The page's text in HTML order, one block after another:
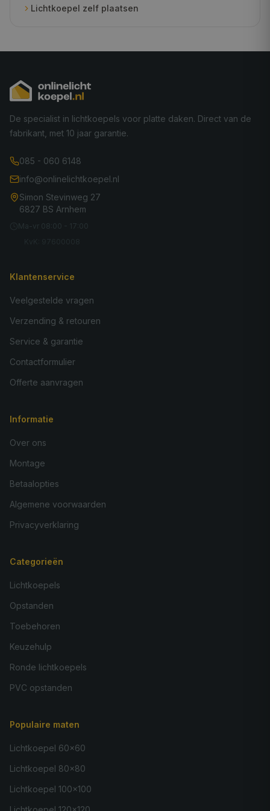
Lichtkoepel zelf plaatsen
De specialist in lichtkoepels voor platte daken. Direct van de
fabrikant, met 10 jaar garantie.
085 - 060 6148
info@onlinelichtkoepel.nl
Simon Stevinweg 27
6827 BS Arnhem
Ma-vr 08:00 - 17:00
Klantenservice
Veelgestelde vragen
Verzending & retouren
Service & garantie
Contactformulier
Offerte aanvragen
Informatie
Over ons
Montage
Betaalopties
Algemene voorwaarden
Privacyverklaring
Categorieën
Lichtkoepels
Opstanden
Toebehoren
Keuzehulp
Ronde lichtkoepels
PVC opstanden
Populaire maten
Lichtkoepel 60×60
Lichtkoepel 80×80
Lichtkoepel 100×100